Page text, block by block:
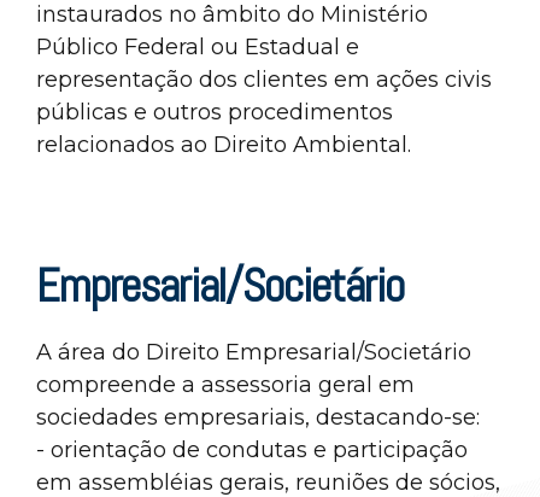
instaurados no âmbito do Ministério
Público Federal ou Estadual e
representação dos clientes em ações civis
públicas e outros procedimentos
relacionados ao Direito Ambiental.
Empresarial/Societário
A área do Direito Empresarial/Societário
compreende a assessoria geral em
sociedades empresariais, destacando-se:
- orientação de condutas e participação
em assembléias gerais, reuniões de sócios,